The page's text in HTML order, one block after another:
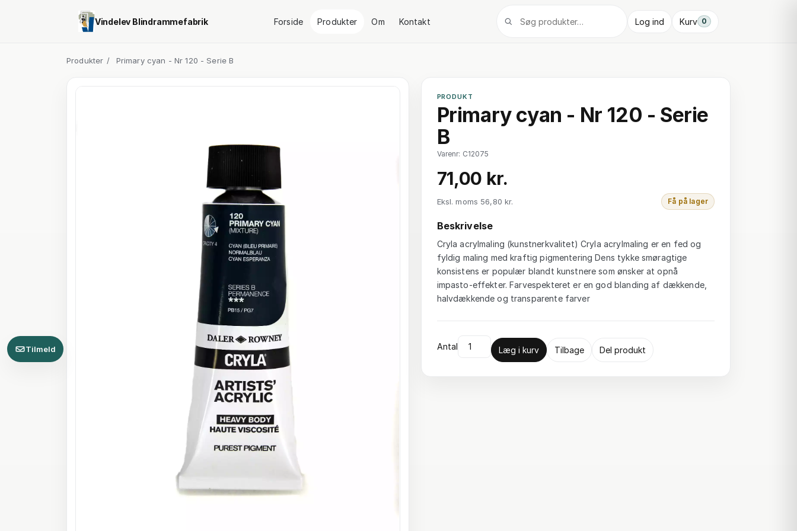
Vindelev Blindrammefabrik Forside Produkter Om Kontakt Log ind Kurv 0
Produkter / Primary cyan - Nr 120 - Serie B
PRODUKT
Primary cyan - Nr 120 - Serie
B
Varenr: C12075
71,00 kr.
Eksl. moms 56,80 kr. Få på lager
Beskrivelse
Cryla acrylmaling (kunstnerkvalitet) Cryla acrylmaling er en fed og
fyldig maling med kraftig pigmentering Dens tykke smøragtige
konsistens er populær blandt kunstnere som ønsker at opnå
impasto-effekter. Farvespekteret er en god blanding af dækkende,
halvdækkende og transparente farver
Antal Læg i kurv Tilbage Del produkt
Tilmeld